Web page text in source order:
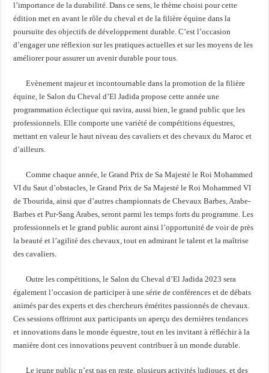
l’importance de la durabilité. Dans ce sens, le thème choisi pour cette
édition met en avant le rôle du cheval et de la filière équine dans la
poursuite des objectifs de développement durable. C’est l’occasion
d’engager une réflexion sur les pratiques actuelles et sur les moyens de les
améliorer pour assurer un avenir durable pour tous.
Evènement majeur et incontournable dans la promotion de la filière
équine, le Salon du Cheval d’El Jadida propose cette année une
programmation éclectique qui ravira, aussi bien, le grand public que les
professionnels. Elle comporte une variété de compétitions équestres,
mettant en valeur le haut niveau des cavaliers et des chevaux du Maroc et
d’ailleurs.
Comme chaque année, le Grand Prix de Sa Majesté le Roi Mohammed
VI du Saut d’obstacles, le Grand Prix de Sa Majesté le Roi Mohammed VI
de Tbourida, ainsi que d’autres championnats de Chevaux Barbes, Arabe-
Barbes et Pur-Sang Arabes, seront parmi les temps forts du programme. Les
professionnels et le grand public auront ainsi l’opportunité de voir de près
la beauté et l’agilité des chevaux, tout en admirant le talent et la maîtrise
des cavaliers.
Outre les compétitions, le Salon du Cheval d’El Jadida 2023 sera
également l’occasion de participer à une série de conférences et de débats
animés par des experts et des chercheurs émérites passionnés de chevaux.
Ces sessions offriront aux participants un aperçu des dernières tendances
et innovations dans le monde équestre, tout en les invitant à réfléchir à la
manière dont ces innovations peuvent contribuer à un monde durable.
Le jeune public n’est pas en reste, plusieurs activités ludiques, et des